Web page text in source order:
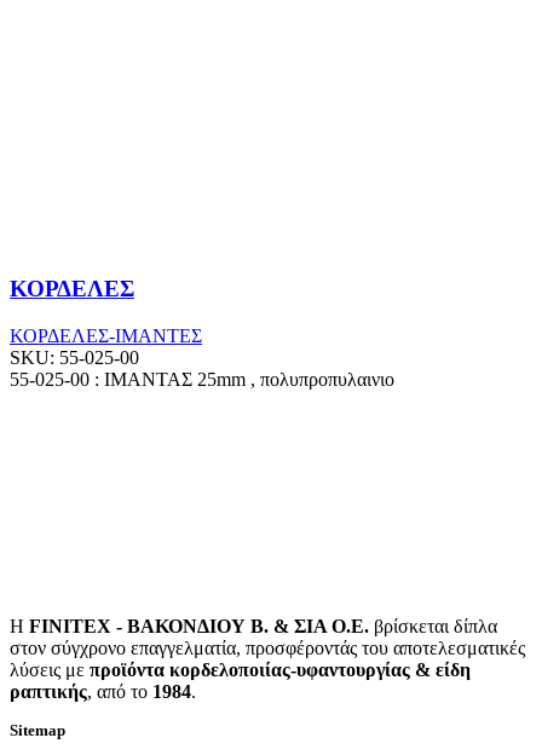
ΚΟΡΔΕΛΕΣ
ΚΟΡΔΕΛΕΣ-ΙΜΑΝΤΕΣ
SKU: 55-025-00
55-025-00 : ΙΜΑΝΤΑΣ 25mm , πολυπροπυλαινιο
Η FINITEX - ΒΑΚΟΝΔΙΟΥ Β. & ΣΙΑ Ο.Ε. βρίσκεται δίπλα
στον σύγχρονο επαγγελματία, προσφέροντάς του αποτελεσματικές
λύσεις με προϊόντα κορδελοποιίας-υφαντουργίας & είδη
ραπτικής, από το 1984.
Sitemap